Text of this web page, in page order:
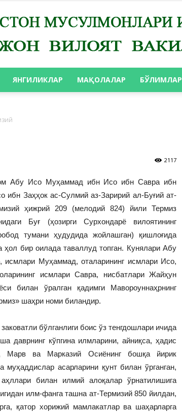
ВАКИЛЛИГИ
ЯНГИЛИКЛАР МАҚОЛАЛАР БЎЛИМЛАР
2117
Абу Исо Муҳаммад ибн Исо ибн Савра ибн
ибн Заҳҳок ас-Сулмий аз-Заририй ал-Буғий ат-
ҳижрий 209 (мелодий 824) йили Термиз
Буғ (ҳозирги Сурхондарё вилоятининг
тумани ҳудудида жойлашган) қишлоғида
ҳол бир оилада таваллуд топган. Кунялари Абу
исмлари Муҳаммад, оталарининг исмлари Исо,
исмлари Савра, нисбатлари Жайҳун
билан ўралган қадимги Мавороуннаҳрнинг
шаҳри номи биландир.
бўлганлиги боис ўз тенгдошлари ичида
даврнинг кўпгина илмларини, айниқса, ҳадис
Марв ва Марказий Осиёнинг бошқа йирик
асарларини қунт билан ўрганган,
билан илмий алоқалар ўрнатилишига
илм-фанга ташна ат-Термизий 850 йилдан,
қатор хорижий мамлакатлар ва шаҳарларга